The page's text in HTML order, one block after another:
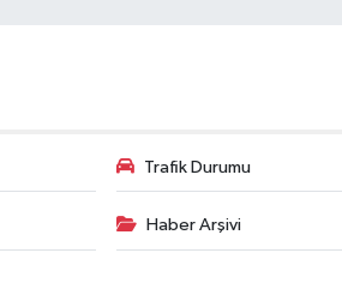
Trafik Durumu
Haber Arşivi